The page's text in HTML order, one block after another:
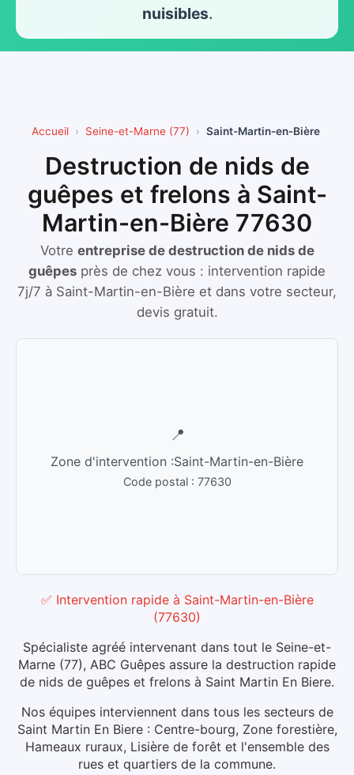
nuisibles.
Accueil Seine-et-Marne (77) Saint-Martin-en-Bière
Destruction de nids de
guêpes et frelons à Saint-
Martin-en-Bière 77630
Votre entreprise de destruction de nids de
guêpes près de chez vous : intervention rapide
7j/7 à Saint-Martin-en-Bière et dans votre secteur,
devis gratuit.
📍
Zone d'intervention :Saint-Martin-en-Bière
Code postal : 77630
✅ Intervention rapide à Saint-Martin-en-Bière
(77630)
Spécialiste agréé intervenant dans tout le Seine-et-
Marne (77), ABC Guêpes assure la destruction rapide
de nids de guêpes et frelons à Saint Martin En Biere.
Nos équipes interviennent dans tous les secteurs de
Saint Martin En Biere : Centre-bourg, Zone forestière,
Hameaux ruraux, Lisière de forêt et l'ensemble des
rues et quartiers de la commune.